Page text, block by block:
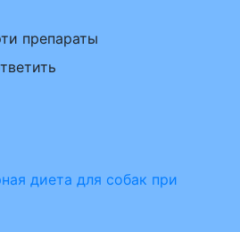
препараты
диета для собак при